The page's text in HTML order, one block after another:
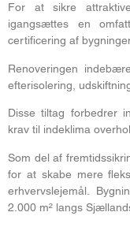
For at sikre
igangsættes en
certificering af
Renoveringen
efterisolering,
Disse tiltag forbedrer
krav til indeklima
Som del af
for at skabe mere
erhvervslejemål.
2.000 m² langs